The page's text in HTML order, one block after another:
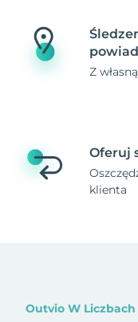
Z
Oferuj
klienta
Outvio W Liczbach